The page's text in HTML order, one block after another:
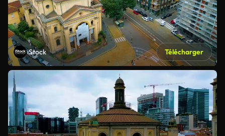
iStock Télécharger